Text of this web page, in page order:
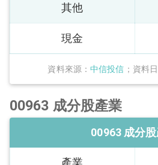
資料來源：中信投信 ；資料
其他
現金
00963 成分股產業
00963 成分
產業